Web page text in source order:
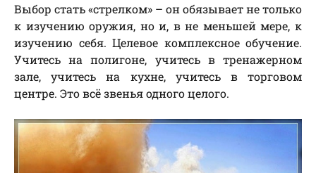
Выбор стать «стрелком» – он обязывает не только
к изучению оружия, но и, в не меньшей мере, к
изучению себя. Целевое комплексное обучение.
Учитесь на полигоне, учитесь в тренажерном
зале, учитесь на кухне, учитесь в торговом
центре. Это всё звенья одного целого.